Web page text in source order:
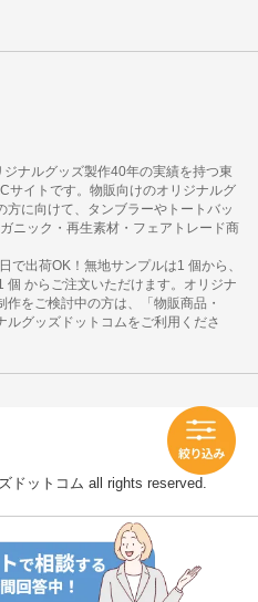
ナルグッズ製作40年の実績を持つ東
サイトです。物販向けのオリジナルグ
方に向けて、タンブラーやトートバッ
ニック・再生素材・フェアトレード商
で出荷OK！無地サンプルは1 個から、
からご注文いただけます。オリジナ
をご検討中の方は、「物販商品・
グッズドットコムをご利用くださ
ドットコム all rights reserved.